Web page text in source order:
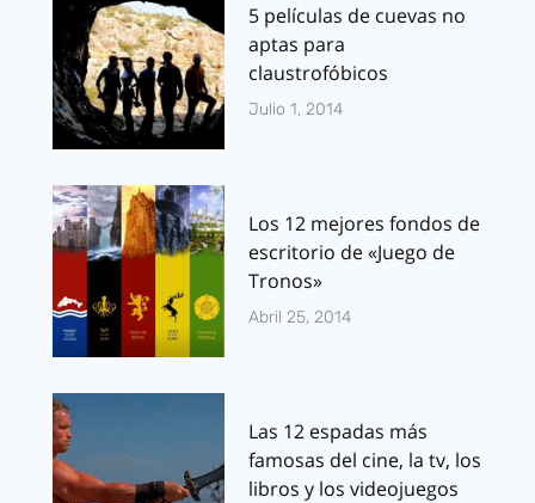
5 películas de cuevas no
aptas para
claustrofóbicos
Julio 1, 2014
Los 12 mejores fondos de
escritorio de «Juego de
Tronos»
Abril 25, 2014
Las 12 espadas más
famosas del cine, la tv, los
libros y los videojuegos